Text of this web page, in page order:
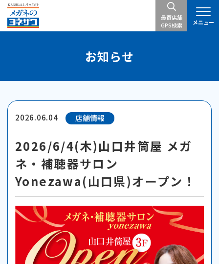
最寄店舗
GPS検索
お知らせ
2026.06.04 店舗情報
2026/6/4(木)山口井筒屋 メガ
ネ・補聴器サロン
Yonezawa(山口県)オープン！
メニュー